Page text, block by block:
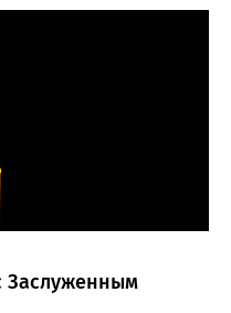
Заслуженным